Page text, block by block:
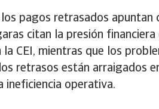
pagos retrasados apuntan
citan la presión
la CEI, mientras que los
retrasos están arraigados
ineficiencia operativa.